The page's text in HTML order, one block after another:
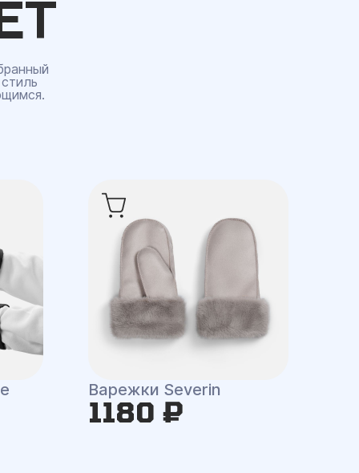
Варежки Severin
1180 ₽